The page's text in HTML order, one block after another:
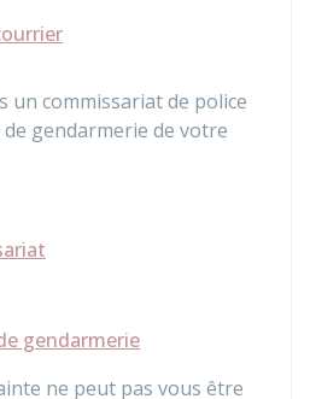
un commissariat de police
gendarmerie de votre
gendarmerie
ne peut pas vous être